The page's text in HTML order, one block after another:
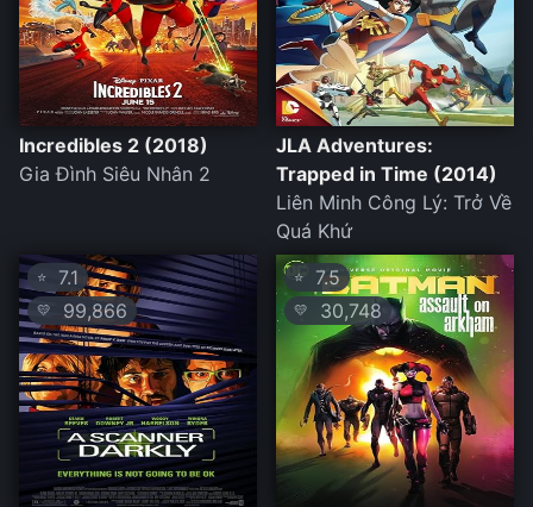
Incredibles 2 (2018)
Gia Đình Siêu Nhân 2
JLA Adventures:
Trapped in Time (2014)
Liên Minh Công Lý: Trở Về
Quá Khứ
⭐ 7.1
💛 99,866
⭐ 7.5
💛 30,748